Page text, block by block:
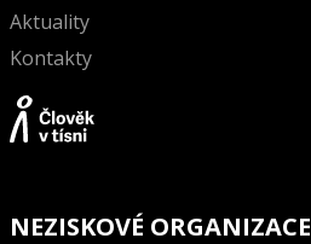
Aktuality
Kontakty
NEZISKOVÉ ORGANIZACE